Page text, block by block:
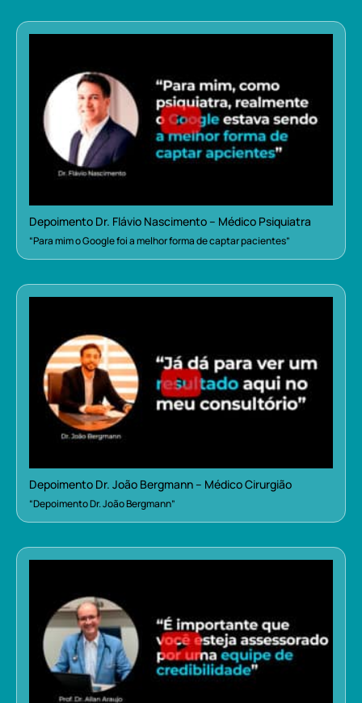
Depoimento Dr. Flávio Nascimento – Médico Psiquiatra
“Para mim o Google foi a melhor forma de captar pacientes”
Depoimento Dr. João Bergmann – Médico Cirurgião
“Depoimento Dr. João Bergmann”